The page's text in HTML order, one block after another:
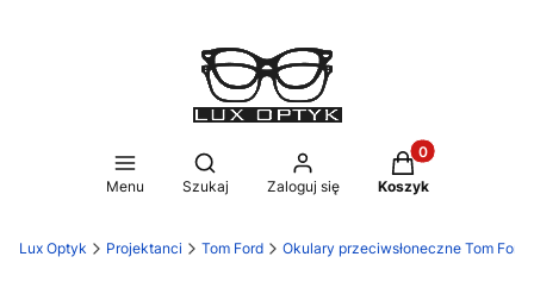
Menu
Otwórz wyszukiwarkę
Szukaj Zaloguj się
Produkty w
Koszyk
Lux Optyk Projektanci Tom Ford Okulary przeciwsłoneczne Tom Ford